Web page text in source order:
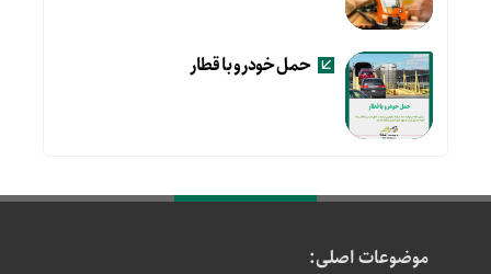
حمل خودرو با قطار
موضوعات اصلی: